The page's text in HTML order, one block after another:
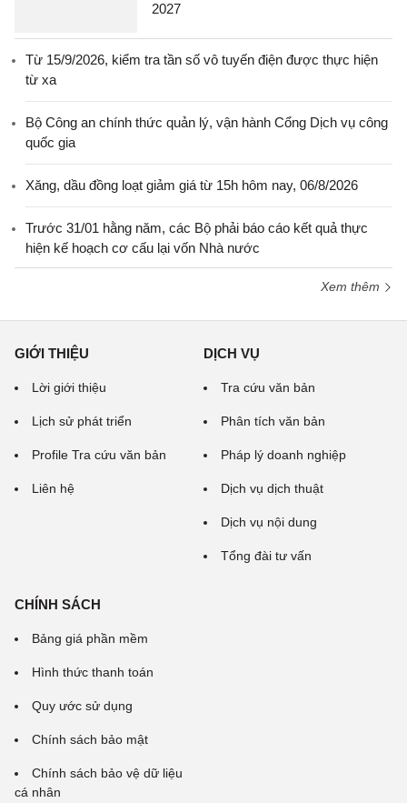
2027
Từ 15/9/2026, kiểm tra tần số vô tuyến điện được thực hiện
từ xa
Bộ Công an chính thức quản lý, vận hành Cổng Dịch vụ công
quốc gia
Xăng, dầu đồng loạt giảm giá từ 15h hôm nay, 06/8/2026
Trước 31/01 hằng năm, các Bộ phải báo cáo kết quả thực
hiện kế hoạch cơ cấu lại vốn Nhà nước
Xem thêm
GIỚI THIỆU
Lời giới thiệu
Lịch sử phát triển
Profile Tra cứu văn bản
Liên hệ
DỊCH VỤ
Tra cứu văn bản
Phân tích văn bản
Pháp lý doanh nghiệp
Dịch vụ dịch thuật
Dịch vụ nội dung
Tổng đài tư vấn
CHÍNH SÁCH
Bảng giá phần mềm
Hình thức thanh toán
Quy ước sử dụng
Chính sách bảo mật
Chính sách bảo vệ dữ liệu
cá nhân